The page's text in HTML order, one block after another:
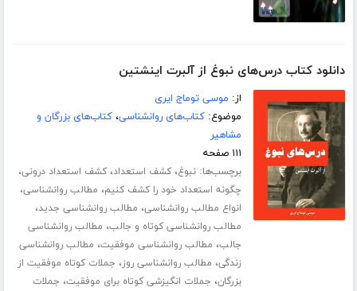
دانلود کتاب درس‌های نبوغ از آلبرت اینشتین
از: موسی توماج ایری
موضوع:کتاب‌های روانشناسی،کتاب‌های بزرگان و
مشاهیر
۱۱۱ صفحه
برچسب‌ها:نبوغ،کشف استعداد،کشف استعداد درونی،
چگونه استعداد خود را کشف کنیم، مطالب روانشناسی،
انواع مطالب روانشناسی، مطالب روانشناسی جدید،
مطالب روانشناسی کوتاه و جالب، مطالب روانشناسی
جالب، مطالب روانشناسی موفقیت، مطالب روانشناسی
زندگی، مطالب روانشناسی روز، جملات کوتاه موفقیت از
بزرگان، جملات انگیزشی کوتاه برای موفقیت، جملات